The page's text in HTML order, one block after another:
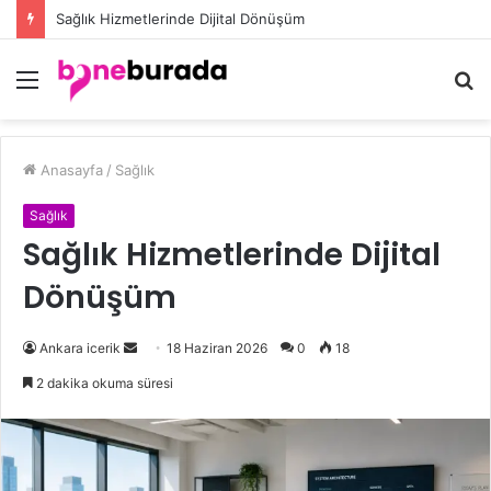
Sağlık Hizmetlerinde Dijital Dönüşüm
Menü
Anasayfa / Sağlık
Sağlık
Sağlık Hizmetlerinde Dijital
Dönüşüm
Ankara icerik
e
-
18 Haziran 2026 0 18
2 dakika okuma süresi